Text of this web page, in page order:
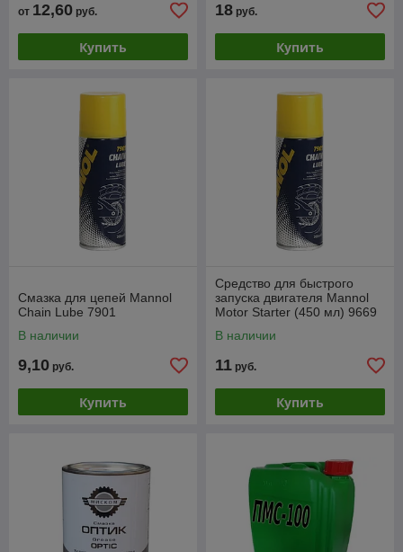
от 12,60 руб.
Купить
18 руб.
Купить
Смазка для цепей Mannol
Chain Lube 7901
В наличии
9,10 руб.
Купить
Средство для быстрого
запуска двигателя Mannol
Motor Starter (450 мл) 9669
В наличии
11 руб.
Купить